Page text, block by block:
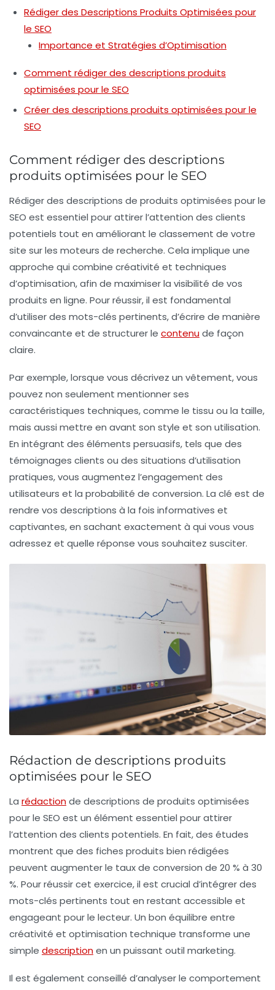
Rédiger des Descriptions Produits Optimisées pour
le SEO
Importance et Stratégies d’Optimisation
Comment rédiger des descriptions produits
optimisées pour le SEO
Créer des descriptions produits optimisées pour le
SEO
Comment rédiger des descriptions
produits optimisées pour le SEO
Rédiger des descriptions de produits optimisées pour le
SEO est essentiel pour attirer l’attention des clients
potentiels tout en améliorant le classement de votre
site sur les moteurs de recherche. Cela implique une
approche qui combine créativité et techniques
d’optimisation, afin de maximiser la visibilité de vos
produits en ligne. Pour réussir, il est fondamental
d’utiliser des mots-clés pertinents, d’écrire de manière
convaincante et de structurer le contenude façon
claire.
Par exemple, lorsque vous décrivez un vêtement, vous
pouvez non seulement mentionner ses
caractéristiques techniques, comme le tissu ou la taille,
mais aussi mettre en avant son style et son utilisation.
En intégrant des éléments persuasifs, tels que des
témoignages clients ou des situations d’utilisation
pratiques, vous augmentez l’engagement des
utilisateurs et la probabilité de conversion. La clé est de
rendre vos descriptions à la fois informatives et
captivantes, en sachant exactement à qui vous vous
adressez et quelle réponse vous souhaitez susciter.
Rédaction de descriptions produits
optimisées pour le SEO
La rédactionde descriptions de produits optimisées
pour le SEO est un élément essentiel pour attirer
l’attention des clients potentiels. En fait, des études
montrent que des fiches produits bien rédigées
peuvent augmenter le taux de conversion de 20 % à 30
%. Pour réussir cet exercice, il est crucial d’intégrer des
mots-clés pertinents tout en restant accessible et
engageant pour le lecteur. Un bon équilibre entre
créativité et optimisation technique transforme une
simple descriptionen un puissant outil marketing.
Il est également conseillé d’analyser le comportement